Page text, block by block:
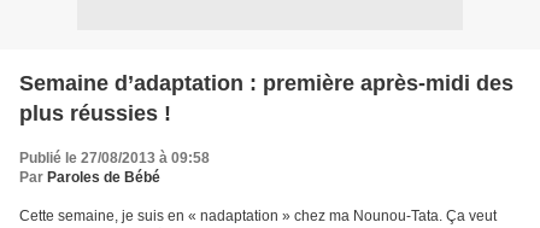
Semaine d’adaptation : première après-midi des
plus réussies !
Publié le 27/08/2013 à 09:58
Par Paroles de Bébé
Cette semaine, je suis en « nadaptation » chez ma Nounou-Tata. Ça veut